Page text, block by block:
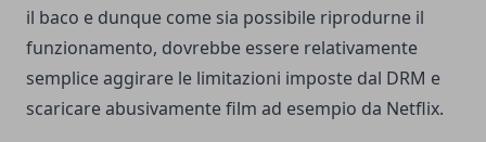
il baco e dunque come sia possibile riprodurne il
funzionamento, dovrebbe essere relativamente
semplice aggirare le limitazioni imposte dal DRM e
scaricare abusivamente film ad esempio da Netflix.